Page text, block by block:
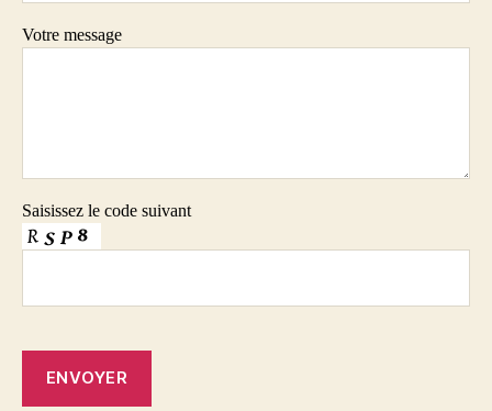
Votre message
Saisissez le code suivant